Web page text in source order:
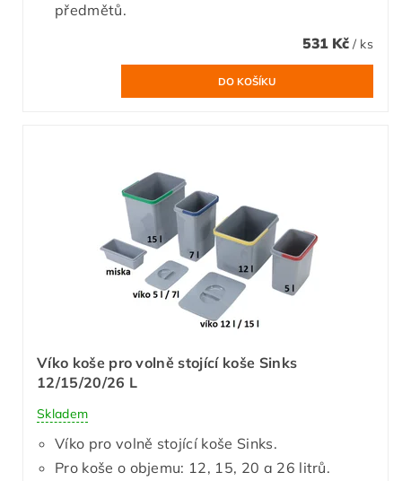
předmětů.
531 Kč / ks
Víko koše pro volně stojící koše Sinks
12/15/20/26 L
Skladem
Víko pro volně stojící koše Sinks.
Pro koše o objemu: 12, 15, 20 a 26 litrů.